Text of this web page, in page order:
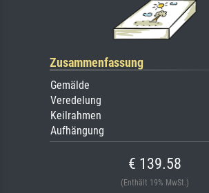
Zusammenfassung
Gemälde
Veredelung
Keilrahmen
Aufhängung
€ 139.58
(Enthält 19% MwSt.)